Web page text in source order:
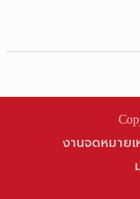
งานจดหมาย